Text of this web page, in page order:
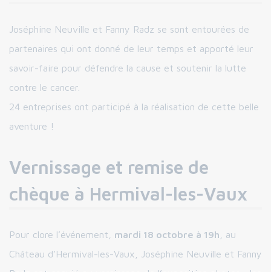
Joséphine Neuville et Fanny Radz se sont entourées de
partenaires qui ont donné de leur temps et apporté leur
savoir-faire pour défendre la cause et soutenir la lutte
contre le cancer.
24 entreprises ont participé à la réalisation de cette belle
aventure !
Vernissage et remise de
chèque à Hermival-les-Vaux
Pour clore l’événement, mardi 18 octobre à 19h , au
Château d’Hermival-les-Vaux, Joséphine Neuville et Fanny